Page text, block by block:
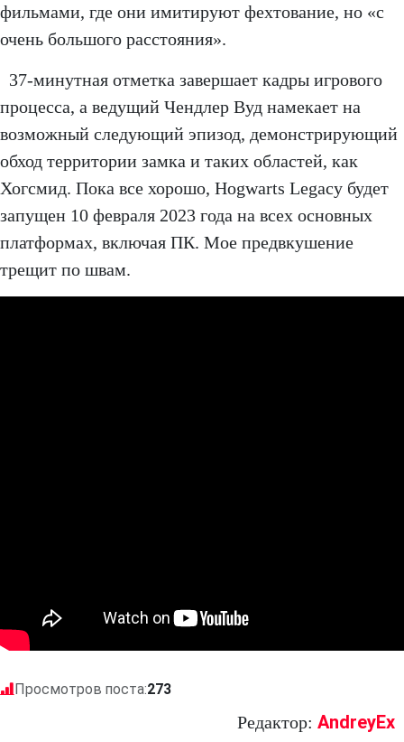
фильмами, где они имитируют фехтование, но «с
очень большого расстояния».
37-минутная отметка завершает кадры игрового
процесса, а ведущий Чендлер Вуд намекает на
возможный следующий эпизод, демонстрирующий
обход территории замка и таких областей, как
Хогсмид. Пока все хорошо, Hogwarts Legacy будет
запущен 10 февраля 2023 года на всех основных
платформах, включая ПК. Мое предвкушение
трещит по швам.
Просмотров поста:273
Редактор: AndreyEx